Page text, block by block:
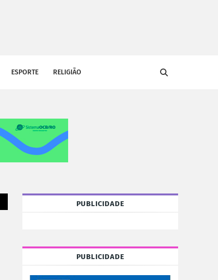
ESPORTE RELIGIÃO
PUBLICIDADE
PUBLICIDADE